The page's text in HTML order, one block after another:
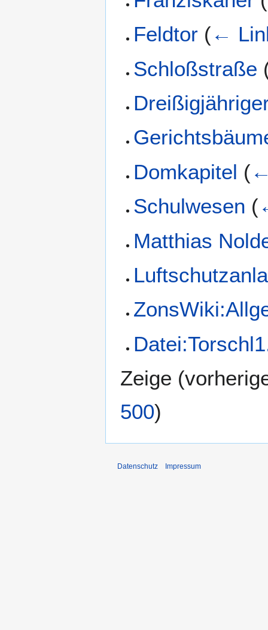
Feldtor (←
Schloßstraße
Domkapitel (
Schulwesen (
Matthias
Zeige (
500)
Datenschutz Impressum